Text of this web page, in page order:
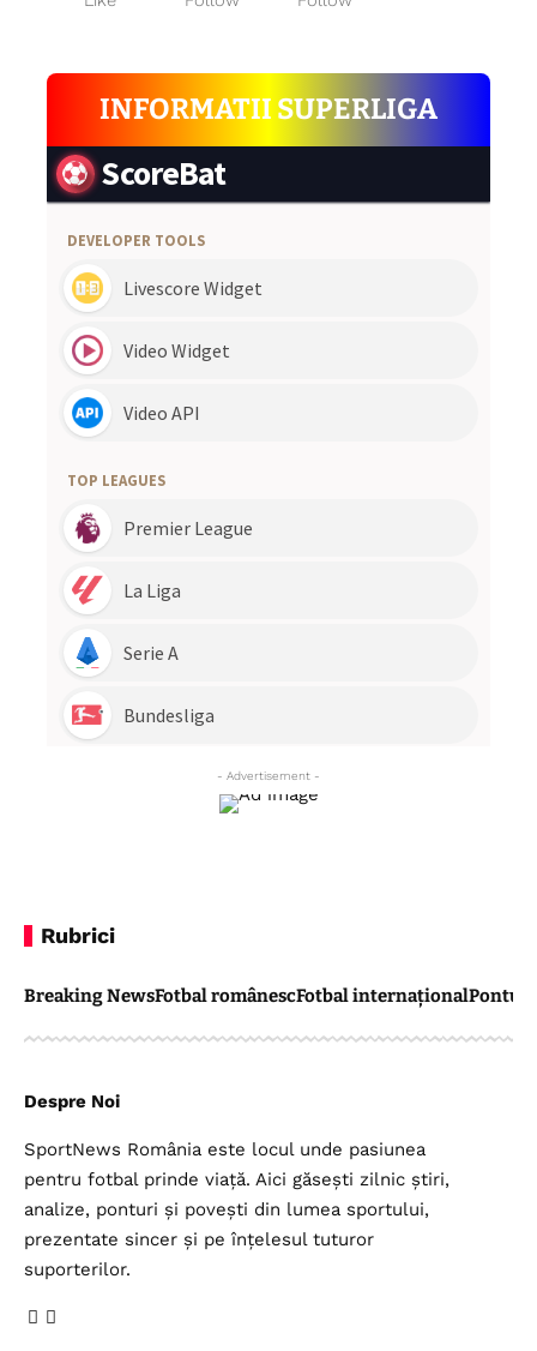
INFORMATII SUPERLIGA
- Advertisement -
Rubrici
Breaking NewsFotbal românescFotbal internaționalPontul
Despre Noi
SportNews România este locul unde pasiunea
pentru fotbal prinde viață. Aici găsești zilnic știri,
analize, ponturi și povești din lumea sportului,
prezentate sincer și pe înțelesul tuturor
suporterilor.